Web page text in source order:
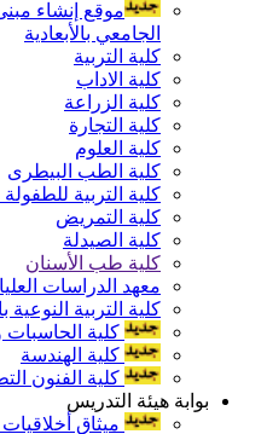
موقع إنشاء
الجامعي بالأبعادية
كلية التربية
كلية الاداب
كلية الزراعة
كلية التجارة
كلية العلوم
كلية الطب البيطرى
كلية التربية
كلية التمريض
كلية الصيدلة
كلية طب الأسنان
معهد الدراسات
كلية التربية النوعية
كلية الحاسبات
كلية الهندسة
كلية الفنون
بوابة هيئة التدريس
ميثاق